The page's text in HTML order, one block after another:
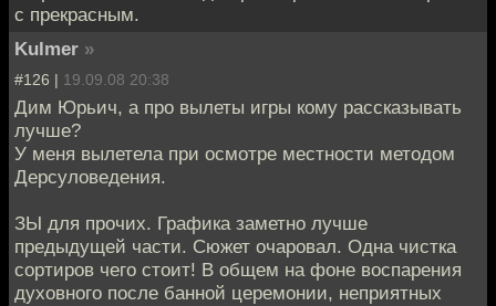
с прекрасным.
Kulmer »
#126 | 19.09.08 20:38
Дим Юрьич, а про вылеты игры кому рассказывать
лучше?
У меня вылетела при осмотре местности методом
Дерсуловедения.
ЗЫ для прочих. Графика заметно лучше
предыдущей части. Сюжет очаровал. Одна чистка
сортиров чего стоит! В общем на фоне воспарения
духовного после банной церемонии, неприятных